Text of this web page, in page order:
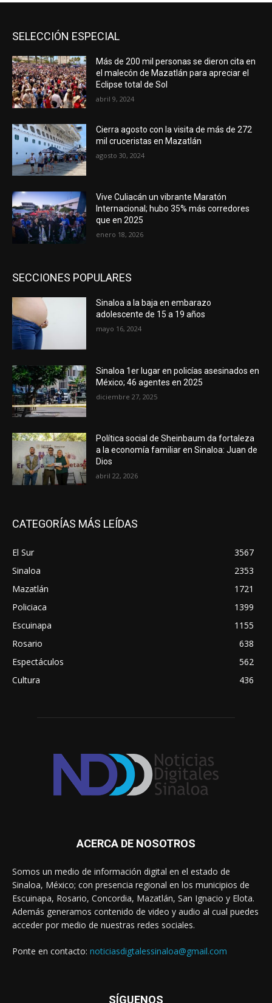
SELECCIÓN ESPECIAL
Más de 200 mil personas se dieron cita en
el malecón de Mazatlán para apreciar el
Eclipse total de Sol
abril 9, 2024
Cierra agosto con la visita de más de 272
mil cruceristas en Mazatlán
agosto 30, 2024
Vive Culiacán un vibrante Maratón
Internacional; hubo 35% más corredores
que en 2025
enero 18, 2026
SECCIONES POPULARES
Sinaloa a la baja en embarazo
adolescente de 15 a 19 años
mayo 16, 2024
Sinaloa 1er lugar en policías asesinados en
México; 46 agentes en 2025
diciembre 27, 2025
Política social de Sheinbaum da fortaleza
a la economía familiar en Sinaloa: Juan de
Dios
abril 22, 2026
CATEGORÍAS MÁS LEÍDAS
El Sur
3567
Sinaloa
2353
Mazatlán
1721
Policiaca
1399
Escuinapa
1155
Rosario
638
Espectáculos
562
Cultura
436
ACERCA DE NOSOTROS
Somos un medio de información digital en el estado de
Sinaloa, México; con presencia regional en los municipios de
Escuinapa, Rosario, Concordia, Mazatlán, San Ignacio y Elota.
Además generamos contenido de video y audio al cual puedes
acceder por medio de nuestras redes sociales.
Ponte en contacto: noticiasdigtalessinaloa@gmail.com
SÍGUENOS